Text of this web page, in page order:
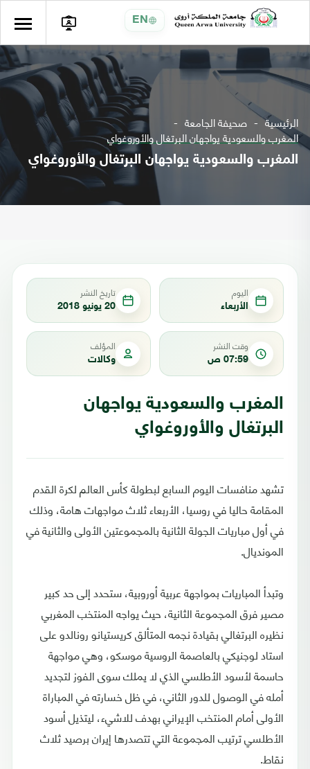
EN
الرئيسية صحيفة الجامعة
المغرب والسعودية يواجهان البرتغال والأوروغواي
المغرب والسعودية يواجهان البرتغال والأوروغواي
اليوم
الأربعاء
تاريخ النشر
20 يونيو 2018
وقت النشر
07:59 ص
المؤلف
وكالات
المغرب والسعودية يواجهان
البرتغال والأوروغواي
تشهد منافسات اليوم السابع لبطولة كأس العالم لكرة القدم
المقامة حاليا في روسيا، الأربعاء ثلاث مواجهات هامة، وذلك
في أول مباريات الجولة الثانية بالمجموعتين الأولى والثانية في
المونديال.
وتبدأ المباريات بمواجهة عربية أوروبية، ستحدد إلى حد كبير
مصير فرق المجموعة الثانية، حيث يواجه المنتخب المغربي
نظيره البرتغالي بقيادة نجمه المتألق كريستيانو رونالدو على
استاد لوجنيكي بالعاصمة الروسية موسكو، وهي مواجهة
حاسمة لأسود الأطلسي الذي لا يملك سوى الفوز لتجديد
أمله في الوصول للدور الثاني، في ظل خسارته في المباراة
الأولى أمام المنتخب الإيراني بهدف للاشيء، ليتذيل أسود
الأطلسي ترتيب المجموعة التي تتصدرها إيران برصيد ثلاث
نقاط.